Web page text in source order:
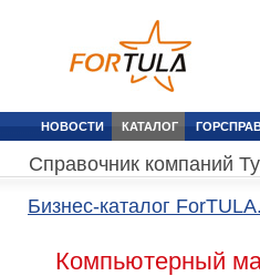
НОВОСТИ КАТАЛОГ
Справочник компаний
Бизнес-каталог
Компьютерный